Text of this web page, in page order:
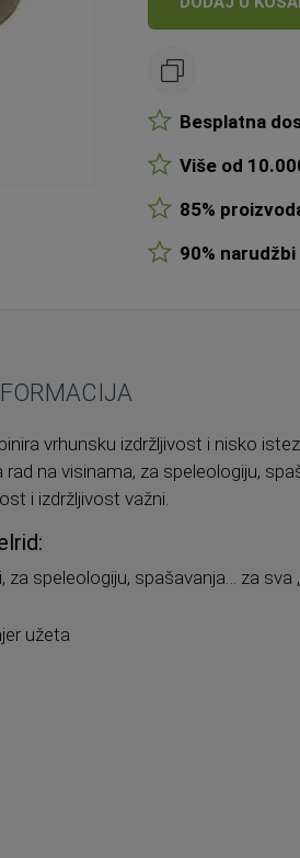
Besplatna
Više od
85%
90%
vrhunsku izdržljivost i nisko
na visinama, za speleologiju,
i izdržljivost važni.
speleologiju, spašavanja… za sva
užeta